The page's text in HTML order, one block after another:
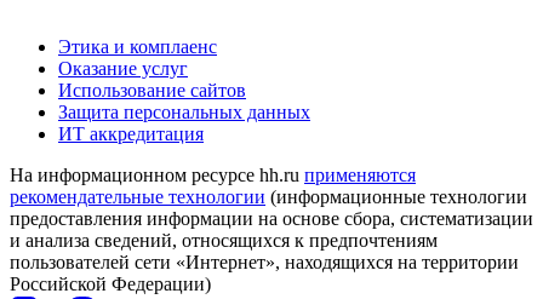
Этика и комплаенс
Оказание услуг
Использование сайтов
Защита персональных данных
ИТ аккредитация
На информационном ресурсе hh.ru применяются
рекомендательные технологии (информационные технологии
предоставления информации на основе сбора, систематизации
и анализа сведений, относящихся к предпочтениям
пользователей сети «Интернет», находящихся на территории
Российской Федерации)